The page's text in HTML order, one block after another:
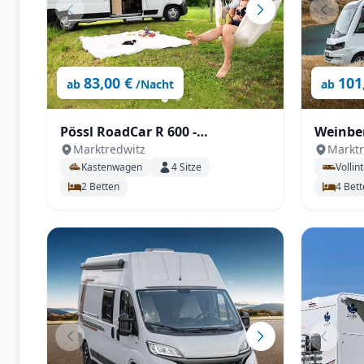
ab 83,00 € /Nacht
Pössl RoadCar R 600 -
Doppelbett im Heck
Marktredwitz
Kastenwagen 4Sitze
2 Betten
ab
TV SAT
4